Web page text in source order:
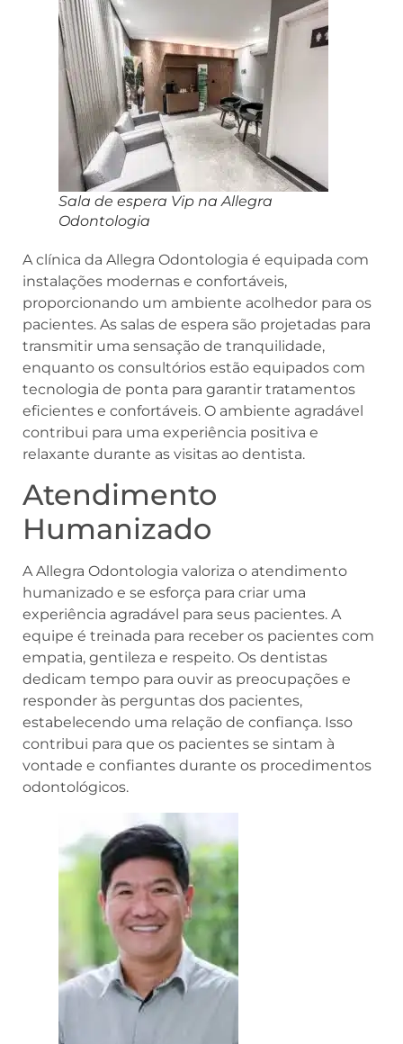
Sala de espera Vip na Allegra
Odontologia
A clínica da Allegra Odontologia é equipada com
instalações modernas e confortáveis,
proporcionando um ambiente acolhedor para os
pacientes. As salas de espera são projetadas para
transmitir uma sensação de tranquilidade,
enquanto os consultórios estão equipados com
tecnologia de ponta para garantir tratamentos
eficientes e confortáveis. O ambiente agradável
contribui para uma experiência positiva e
relaxante durante as visitas ao dentista.
Atendimento
Humanizado
A Allegra Odontologia valoriza o atendimento
humanizado e se esforça para criar uma
experiência agradável para seus pacientes. A
equipe é treinada para receber os pacientes com
empatia, gentileza e respeito. Os dentistas
dedicam tempo para ouvir as preocupações e
responder às perguntas dos pacientes,
estabelecendo uma relação de confiança. Isso
contribui para que os pacientes se sintam à
vontade e confiantes durante os procedimentos
odontológicos.